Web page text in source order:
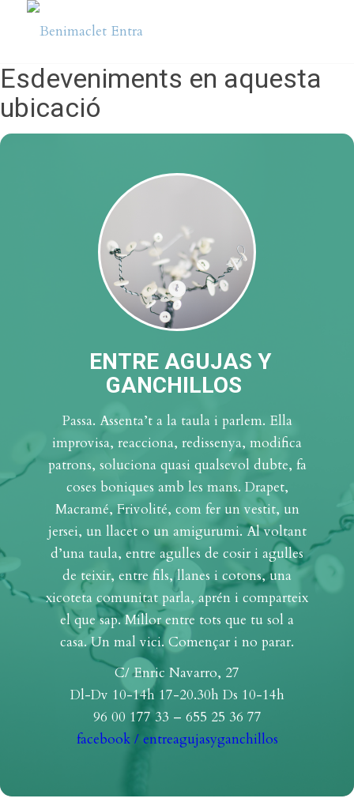
Esdeveniments en aquesta
ubicació
ENTRE AGUJAS Y
GANCHILLOS
Passa. Assenta’t a la taula i parlem. Ella
improvisa, reacciona, redissenya, modifica
patrons, soluciona quasi qualsevol dubte, fa
coses boniques amb les mans. Drapet,
Macramé, Frivolité, com fer un vestit, un
jersei, un llacet o un amigurumi. Al voltant
d’una taula, entre agulles de cosir i agulles
de teixir, entre fils, llanes i cotons, una
xicoteta comunitat parla, aprén i comparteix
el que sap. Millor entre tots que tu sol a
casa. Un mal vici. Començar i no parar.
C/ Enric Navarro, 27
Dl-Dv 10-14h 17-20.30h Ds 10-14h
96 00 177 33 – 655 25 36 77
facebook / entreagujasyganchillos